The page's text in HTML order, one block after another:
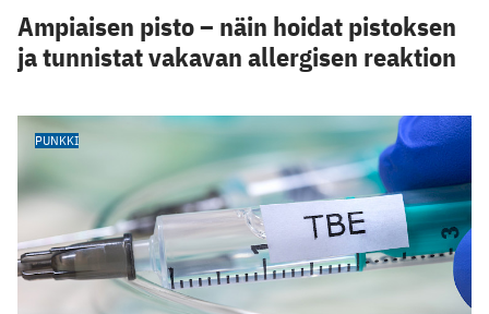
Ampiaisen pisto – näin hoidat pistoksen
ja tunnistat vakavan allergisen reaktion
PUNKKI